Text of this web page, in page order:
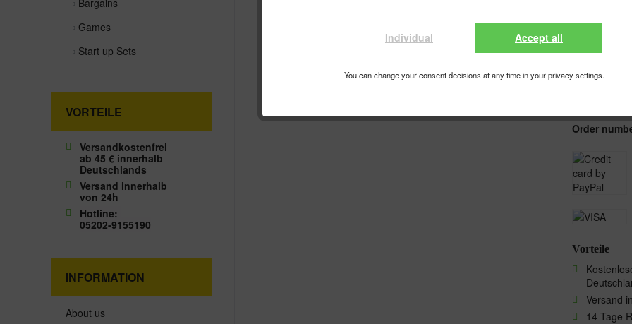
Individual Accept all
You can change your consent decisions at any time in your privacy settings.
Bargains
Games
Start up Sets
VORTEILE
Versandkostenfrei
ab 45 € innerhalb
Deutschlands
Versand innerhalb
von 24h
Hotline:
05202-9155190
INFORMATION
About us
Do you
Order
Vorteile
Versand
14 Tage